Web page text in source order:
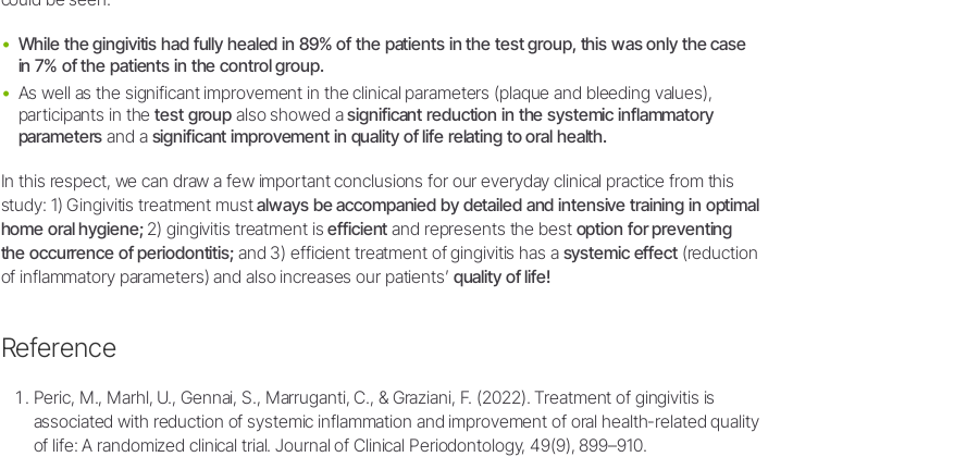
While the gingivitis had fully healed in 89% of the patients in the test group, this was only the case
in 7% of the patients in the control group.
As well as the significant improvement in the clinical parameters (plaque and bleeding values),
participants in thetest group also showed asignificant reduction in the systemic inflammatory
parameters and a significant improvement in quality of life relating to oral health.
In this respect, we can draw a few important conclusions for our everyday clinical practice from this
study: 1) Gingivitis treatment mustalways be accompanied by detailed and intensive training in optimal
home oral hygiene;2) gingivitis treatment isefficient and represents the best option for preventing
the occurrence of periodontitis;and 3) efficient treatment of gingivitis has a systemic effect(reduction
of inflammatory parameters) and also increases our patients’ quality of life!
Reference
Peric, M., Marhl, U., Gennai, S., Marruganti, C., & Graziani, F. (2022). Treatment of gingivitis is
associated with reduction of systemic inflammation and improvement of oral health-related quality
of life: A randomized clinical trial. Journal of Clinical Periodontology, 49(9), 899–910.